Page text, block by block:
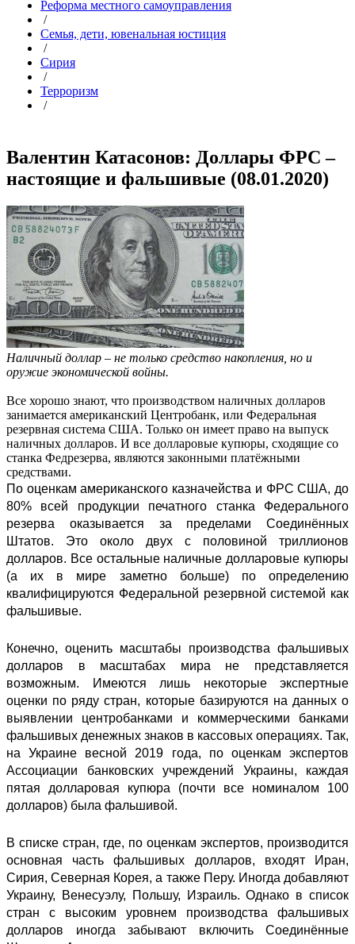
Реформа местного самоуправления
/
Семья, дети, ювенальная юстиция
/
Сирия
/
Терроризм
/
Валентин Катасонов: Доллары ФРС –
настоящие и фальшивые (08.01.2020)
Наличный доллар – не только средство накопления, но и
оружие экономической войны.
Все хорошо знают, что производством наличных долларов
занимается американский Центробанк, или Федеральная
резервная система США. Только он имеет право на выпуск
наличных долларов. И все долларовые купюры, сходящие со
станка Федрезерва, являются законными платёжными
средствами.
По оценкам американского казначейства и ФРС США, до
80% всей продукции печатного станка Федерального
резерва оказывается за пределами Соединённых
Штатов. Это около двух с половиной триллионов
долларов. Все остальные наличные долларовые купюры
(а их в мире заметно больше) по определению
квалифицируются Федеральной резервной системой как
фальшивые.
Конечно, оценить масштабы производства фальшивых
долларов в масштабах мира не представляется
возможным. Имеются лишь некоторые экспертные
оценки по ряду стран, которые базируются на данных о
выявлении центробанками и коммерческими банками
фальшивых денежных знаков в кассовых операциях. Так,
на Украине весной 2019 года, по оценкам экспертов
Ассоциации банковских учреждений Украины, каждая
пятая долларовая купюра (почти все номиналом 100
долларов) была фальшивой.
В списке стран, где, по оценкам экспертов, производится
основная часть фальшивых долларов, входят Иран,
Сирия, Северная Корея, а также Перу. Иногда добавляют
Украину, Венесуэлу, Польшу, Израиль. Однако в список
стран с высоким уровнем производства фальшивых
долларов иногда забывают включить Соединённые